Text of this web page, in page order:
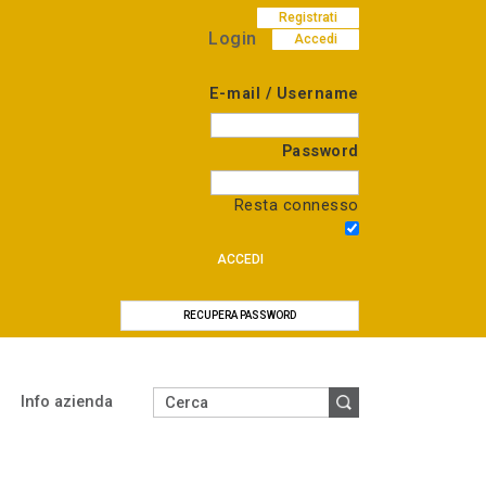
Registrati
Accedi
Login
E-mail / Username
Password
Resta connesso
ACCEDI
RECUPERA PASSWORD
Info azienda